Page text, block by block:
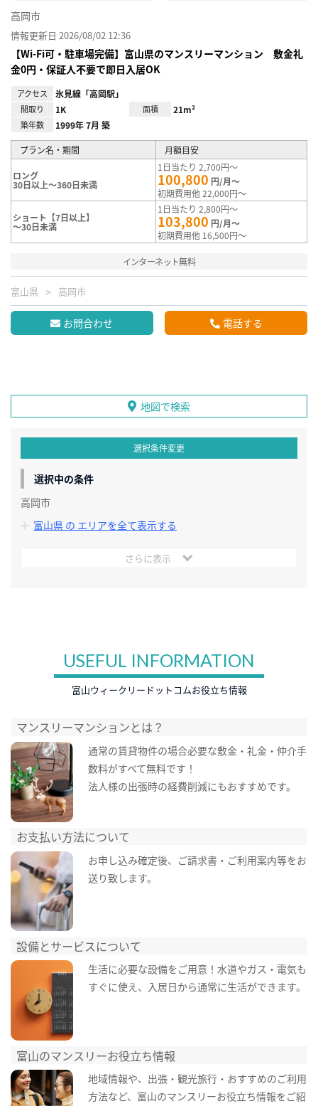
高岡市
情報更新日 2026/08/02 12:36
【Wi-Fi可・駐車場完備】富山県のマンスリーマンション 敷金礼
金0円・保証人不要で即日入居OK
アクセス 氷見線「高岡駅」
間取り 1K 面積 21m²
築年数 1999年 7月 築
プラン名・期間 月額目安
ロング
30日以上～360日未満
1日当たり 2,700円～
100,800 円/月～
初期費用他 22,000円～
ショート【7日以上】
～30日未満
1日当たり 2,800円～
103,800 円/月～
初期費用他 16,500円～
インターネット無料
富山県 高岡市
お問合わせ 電話する
地図で検索
選択条件変更
選択中の条件
高岡市
富山県 の エリアを全て表示する
さらに表示
USEFUL INFORMATION
富山ウィークリードットコムお役立ち情報
マンスリーマンションとは？
通常の賃貸物件の場合必要な敷金・礼金・仲介手
数料がすべて無料です！
法人様の出張時の経費削減にもおすすめです。
お支払い方法について
お申し込み確定後、ご請求書・ご利用案内等をお
送り致します。
設備とサービスについて
生活に必要な設備をご用意！水道やガス・電気も
すぐに使え、入居日から通常に生活ができます。
富山のマンスリーお役立ち情報
地域情報や、出張・観光旅行・おすすめのご利用
方法など、富山のマンスリーお役立ち情報をご紹